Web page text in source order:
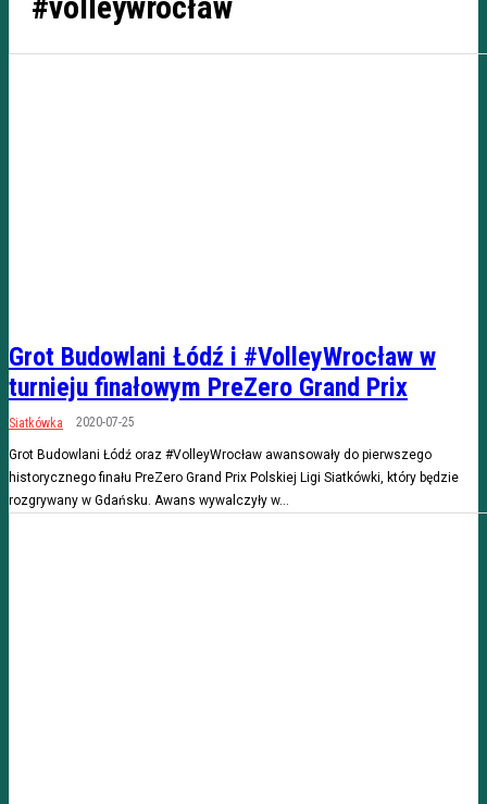
Grot Budowlani Łódź i #VolleyWrocław w
turnieju finałowym PreZero Grand Prix
Siatkówka 2020-07-25
Grot Budowlani Łódź oraz #VolleyWrocław awansowały do pierwszego
historycznego finału PreZero Grand Prix Polskiej Ligi Siatkówki, który będzie
rozgrywany w Gdańsku. Awans wywalczyły w...